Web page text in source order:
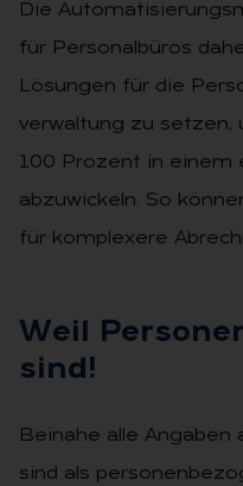
Die
für Personalbüros
Lösungen für die
verwaltung zu setzen,
100 Prozent in einem
abzuwickeln. So
für komple­xere
Weil
sind!
Beinahe alle Angaben
sind als